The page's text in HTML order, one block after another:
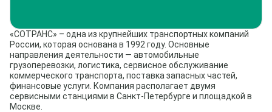
«СОТРАНС» – одна из крупнейших транспортных компаний
России, которая основана в 1992 году. Основные
направления деятельности — автомобильные
грузоперевозки, логистика, сервисное обслуживание
коммерческого транспорта, поставка запасных частей,
финансовые услуги. Компания располагает двумя
сервисными станциями в Санкт-Петербурге и площадкой в
Москве.